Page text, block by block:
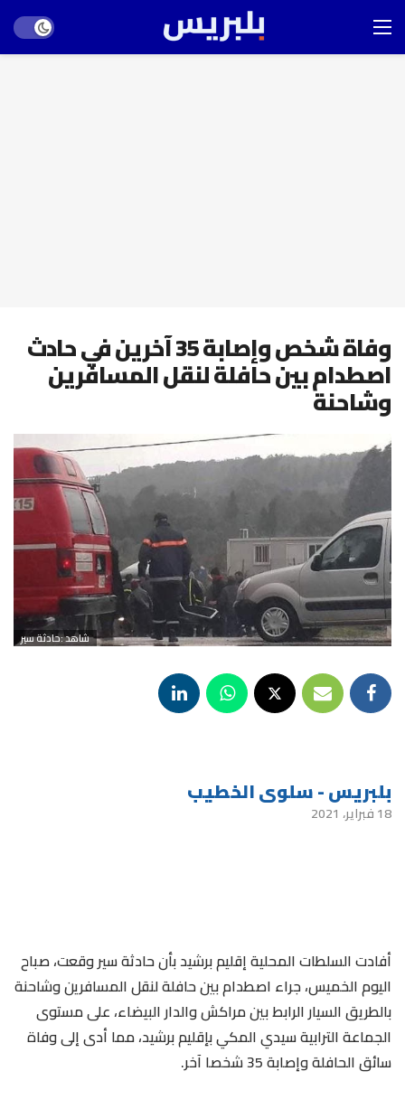
mode
وفاة شخص وإصابة 35 آخرين في حادث
اصطدام بين حافلة لنقل المسافرين
وشاحنة
شاهد :حادثة سير
بلبريس - سلوى الخطيب
18 فبراير، 2021
أفادت السلطات المحلية إقليم برشيد بأن حادثة سير وقعت، صباح
اليوم الخميس، جراء اصطدام بين حافلة لنقل المسافرين وشاحنة
بالطريق السيار الرابط بين مراكش والدار البيضاء، على مستوى
الجماعة الترابية سيدي المكي بإقليم برشيد، مما أدى إلى وفاة
سائق الحافلة وإصابة 35 شخصا آخر.